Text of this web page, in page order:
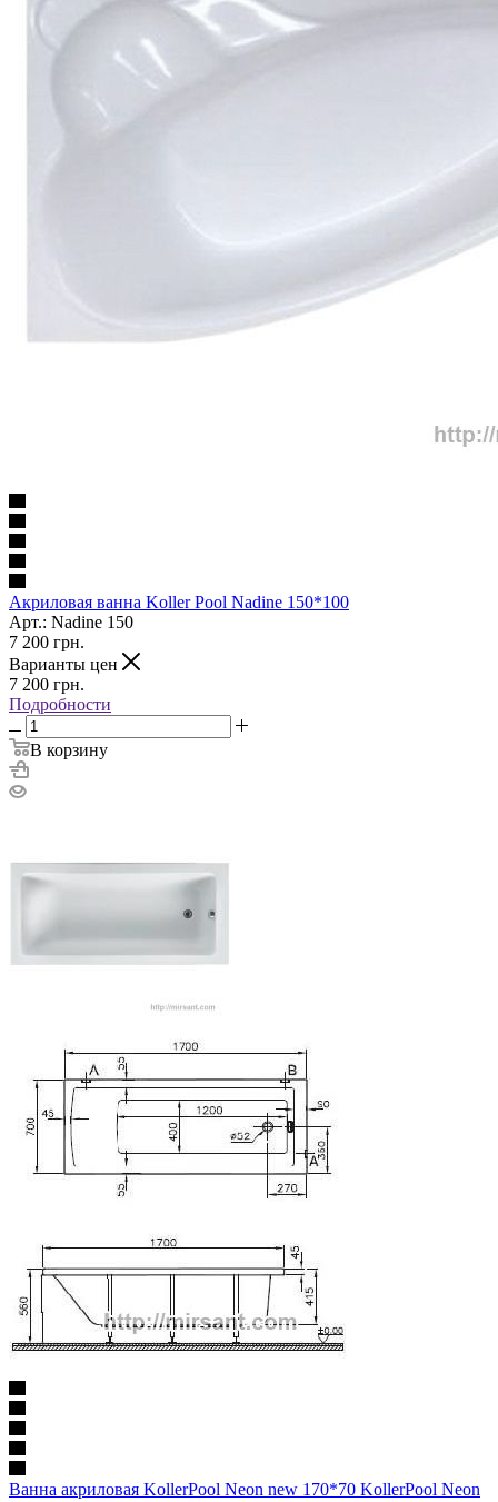
Акриловая ванна Koller Pool Nadine 150*100
Арт.: Nadine 150
7 200 грн.
Варианты цен
7 200 грн.
Подробности
В корзину
Ванна акриловая KollerPool Neon new 170*70 KollerPool Neon